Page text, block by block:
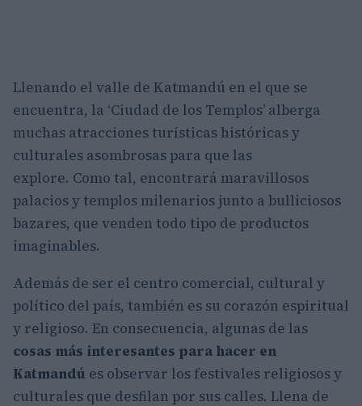
Llenando el valle de Katmandú en el que se
encuentra, la ‘Ciudad de los Templos’ alberga
muchas atracciones turísticas históricas y
culturales asombrosas para que las
explore. Como tal, encontrará maravillosos
palacios y templos milenarios junto a bulliciosos
bazares, que venden todo tipo de productos
imaginables.
Además de ser el centro comercial, cultural y
político del país, también es su corazón espiritual
y religioso. En consecuencia, algunas de las
cosas más interesantes para hacer en
Katmandú es observar los festivales religiosos y
culturales que desfilan por sus calles. Llena de